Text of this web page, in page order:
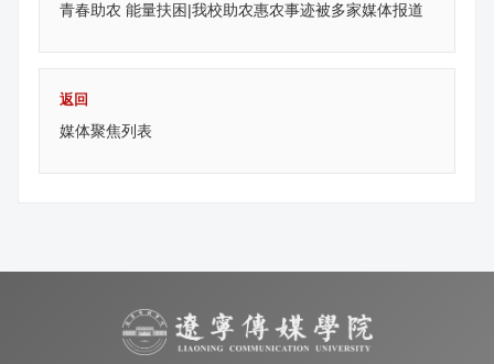
青春助农 能量扶困|我校助农惠农事迹被多家媒体报道
返回
媒体聚焦列表